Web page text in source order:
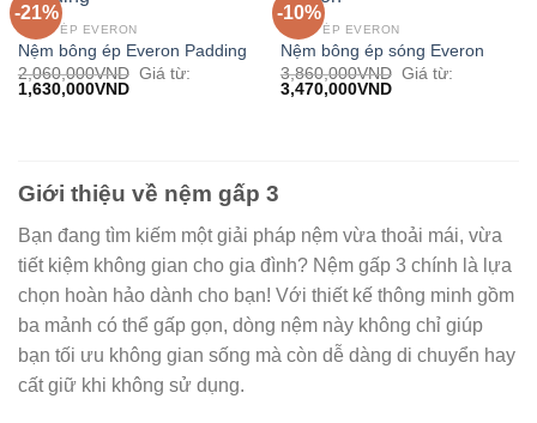
-21%
BÔNG ÉP EVERON
Nệm bông ép Everon Padding
2,060,000VND Giá từ:
1,630,000VND
-10%
BÔNG ÉP EVERON
Nệm bông ép sóng Everon
3,860,000VND Giá từ:
3,470,000VND
Giới thiệu về nệm gấp 3
Bạn đang tìm kiếm một giải pháp nệm vừa thoải mái, vừa
tiết kiệm không gian cho gia đình? Nệm gấp 3 chính là lựa
chọn hoàn hảo dành cho bạn! Với thiết kế thông minh gồm
ba mảnh có thể gấp gọn, dòng nệm này không chỉ giúp
bạn tối ưu không gian sống mà còn dễ dàng di chuyển hay
cất giữ khi không sử dụng.